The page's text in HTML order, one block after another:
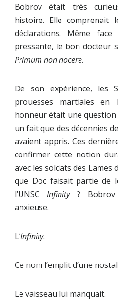
Bobrov était très
histoire. Elle comprenait
déclarations. Même
pressante, le bon docteur
Primum non nocere.
De son expérience, les
prouesses martiales
honneur était une question
un fait que des décennies
avaient appris. Ces
confirmer cette notion
avec les soldats des Lames
que Doc faisait partie de
l’UNSC Infinity? Bobrov
anxieuse.
L’Infinity.
Ce nom l’emplit d’une
Le vaisseau lui manquait.